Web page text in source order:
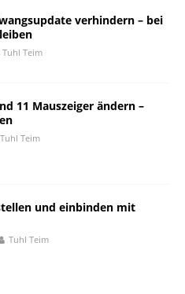
verhindern – bei
Tuhl Teim
11 Mauszeiger ändern –
Tuhl Teim
und einbinden mit
Tuhl Teim